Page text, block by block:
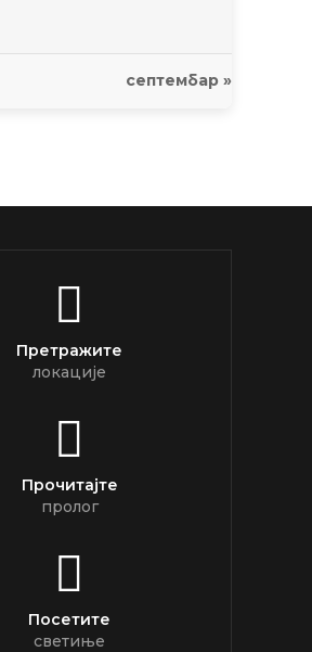
септембар »
Претражите
локације
Прочитајте
пролог
Посетите
светиње